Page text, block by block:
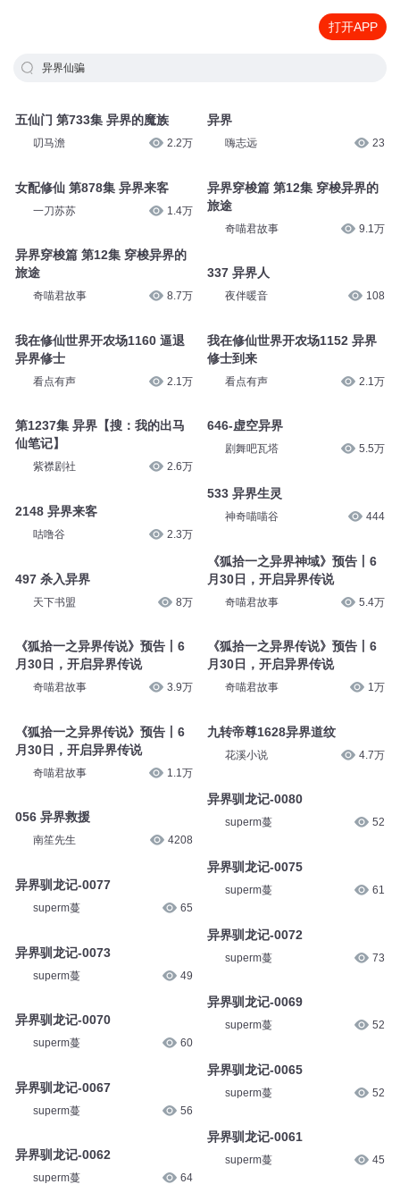
打开APP
异界仙骗
五仙门 第733集 异界的魔族
叨马澹 2.2万
女配修仙 第878集 异界来客
一刀苏苏 1.4万
异界穿梭篇 第12集 穿梭异界的
旅途
奇喵君故事 8.7万
我在修仙世界开农场1160 逼退
异界修士
看点有声 2.1万
第1237集 异界【搜：我的出马
仙笔记】
紫襟剧社 2.6万
2148 异界来客
咕噜谷 2.3万
497 杀入异界
天下书盟 8万
《狐拾一之异界传说》预告丨6
月30日，开启异界传说
奇喵君故事 3.9万
《狐拾一之异界传说》预告丨6
月30日，开启异界传说
奇喵君故事 1.1万
056 异界救援
南笙先生 4208
异界驯龙记-0077
superm蔓 65
异界驯龙记-0073
superm蔓 49
异界驯龙记-0070
superm蔓 60
异界驯龙记-0067
superm蔓 56
异界驯龙记-0062
superm蔓 64
异界
嗨志远 23
异界穿梭篇 第12集 穿梭异界的
旅途
奇喵君故事 9.1万
337 异界人
夜伴暖音 108
我在修仙世界开农场1152 异界
修士到来
看点有声 2.1万
646-虚空异界
剧舞吧瓦塔 5.5万
533 异界生灵
神奇喵喵谷 444
《狐拾一之异界神域》预告丨6
月30日，开启异界传说
奇喵君故事 5.4万
《狐拾一之异界传说》预告丨6
月30日，开启异界传说
奇喵君故事 1万
九转帝尊1628异界道纹
花溪小说 4.7万
异界驯龙记-0080
superm蔓 52
异界驯龙记-0075
superm蔓 61
异界驯龙记-0072
superm蔓 73
异界驯龙记-0069
superm蔓 52
异界驯龙记-0065
superm蔓 52
异界驯龙记-0061
superm蔓 45